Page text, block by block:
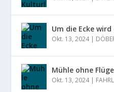
Um die Ecke wird
Okt. 13, 2024|
Mühle ohne
Okt. 13, 2024|